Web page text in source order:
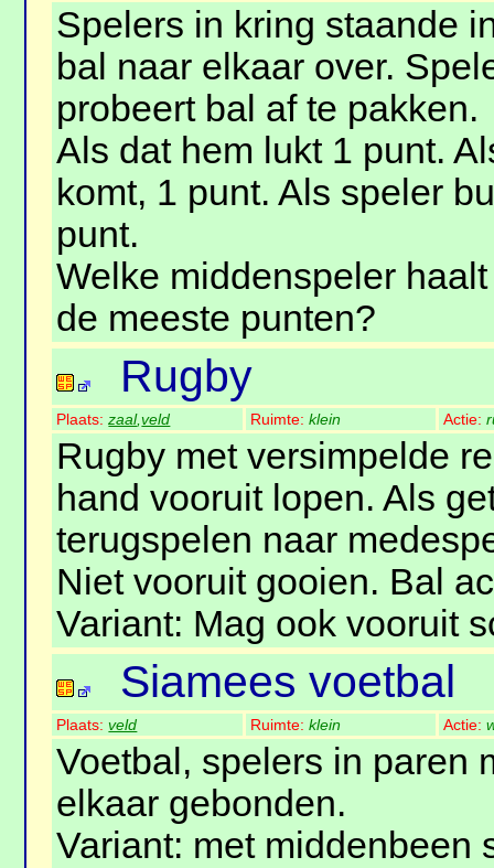
Spelers in kring staande
bal naar elkaar over.
probeert bal af te pakken.
Als dat hem lukt 1 punt.
komt, 1 punt. Als speler
punt.
Welke middenspeler
de meeste punten?
Rugby
Plaats:zaal,veld Ruimte:klein Actie:
Rugby met versimpelde
hand vooruit lopen. Als
terugspelen naar
Niet vooruit gooien. Bal
Variant: Mag ook vooruit
Siamees voetbal
Plaats:veld Ruimte:klein Actie:
Voetbal, spelers in paren
elkaar gebonden.
Variant: met middenbeen